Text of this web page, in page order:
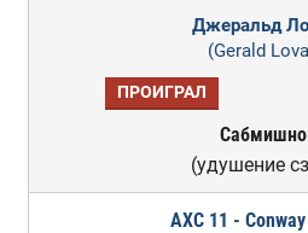
Джеральд
(Gerald
ПРОИГРАЛ
(удушение
AXC 11 -